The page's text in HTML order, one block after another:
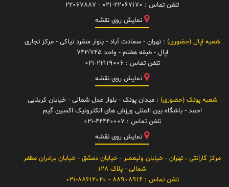
تلفن تماس : 021-22067170 - 22067887
نمایش روی نقشه
شعبه اپال (حضوری) : تهران - سعادت آباد - بلوار منفرد نیاکی - مرکز تجاری
اپال - طبقه هفتم - واحد 742/745
تلفن تماس : 021-22119006
نمایش روی نقشه
شعبه پونک (حضوری) : میدان پونک - بلوار عدل شمالی - خیابان کربلایی
احمد - باشگاه بین المللی ورزش های الکترونیک اکسین گیم
تلفن تماس : 021-44440007
نمایش روی نقشه
مرکز گارانتی : تهران - خیابان ولیعصر - خیابان دمشق - خیابان برادران مظفر
شمالی - پلاک 128
تلفن تماس :88908914 - 021-88612020